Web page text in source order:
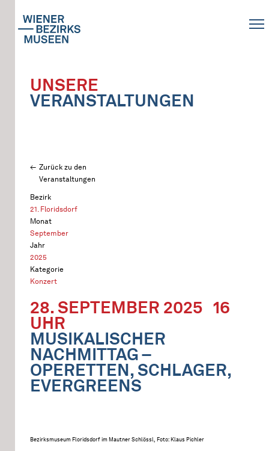
UNSERE
VERANSTALTUNGEN
Zurück zu den
Veranstaltungen
Bezirk
21. Floridsdorf
Monat
September
Jahr
2025
Kategorie
Konzert
28. SEPTEMBER 2025 16
UHR
MUSIKALISCHER
NACHMITTAG –
OPERETTEN, SCHLAGER,
EVERGREENS
Bezirksmuseum Floridsdorf im Mautner Schlössl, Foto: Klaus Pichler